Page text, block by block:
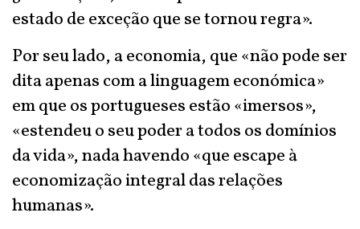
estado de exceção que se tornou regra».
Por seu lado, a economia, que «não pode ser
dita apenas com a linguagem económica»
em que os portugueses estão «imersos»,
«estendeu o seu poder a todos os domínios
da vida», nada havendo «que escape à
economização integral das relações
humanas».